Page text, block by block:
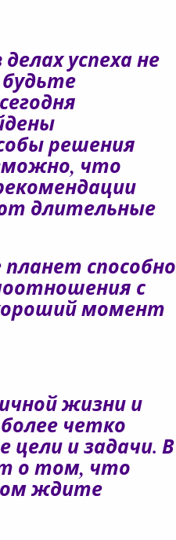
успеха не
решения
что
длительные
способно
с
момент
жизни и
четко
цели и задачи. В
о том, что
ждите